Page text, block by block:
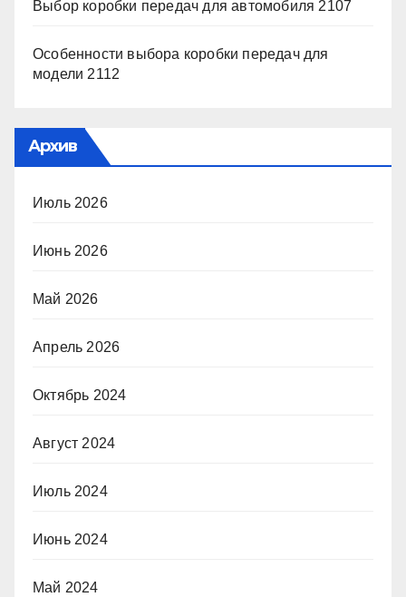
Выбор коробки передач для автомобиля 2107
Особенности выбора коробки передач для
модели 2112
Архив
Июль 2026
Июнь 2026
Май 2026
Апрель 2026
Октябрь 2024
Август 2024
Июль 2024
Июнь 2024
Май 2024